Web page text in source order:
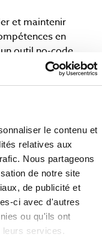
le contenu et
relatives aux
Nous partageons
de notre site
de publicité et
ci avec d'autres
ou qu'ils ont
leurs services.
et maintenir
en
outil no-code,
suppose des
un partenaire
compétences
données est
et que vous